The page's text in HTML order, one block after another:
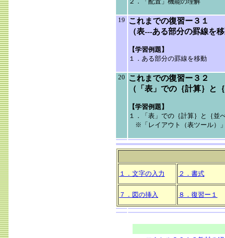
19 これまでの復習ー３１
（表---ある部分の罫線を
【学習例題】
１．ある部分の罫線を移動
20
これまでの復習ー３２
（「表」での｛計算｝と
【学習例題】
１．「表」での｛計算｝と｛並
※「レイアウト（表ツール）
１．文字の入力 ２．書式
７．図の挿入 ８．復習ー１